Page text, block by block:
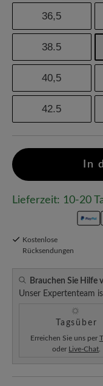
36,5
38.5
40,5
42.5
In
Lieferzeit: 10-20
Kostenlose
Rücksendungen
Brauchen Sie Hilfe
Unser Expertenteam
Tagsüber
Erreichen Sie uns per
oder Live-Chat